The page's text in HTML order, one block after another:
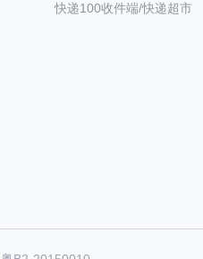
快递100收件端/快递超市